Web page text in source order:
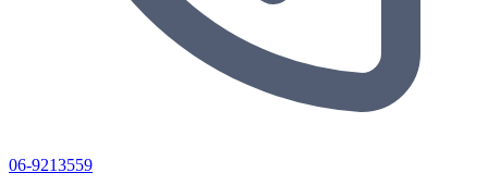
06-9213559